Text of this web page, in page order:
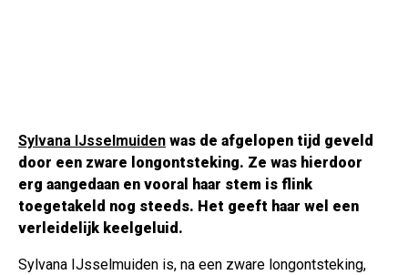
Sylvana IJsselmuiden was de afgelopen tijd geveld
door een zware longontsteking. Ze was hierdoor
erg aangedaan en vooral haar stem is flink
toegetakeld nog steeds. Het geeft haar wel een
verleidelijk keelgeluid.
Sylvana IJsselmuiden is, na een zware longontsteking,